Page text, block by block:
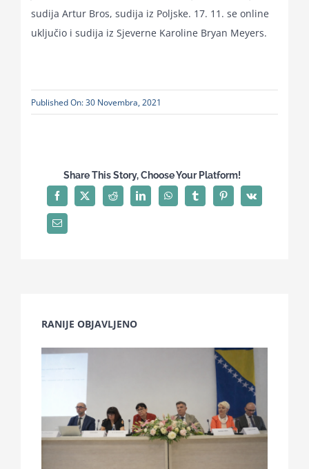
sudija Artur Bros, sudija iz Poljske. 17. 11. se online
uključio i sudija iz Sjeverne Karoline Bryan Meyers.
Published On: 30 Novembra, 2021
Share This Story, Choose Your Platform!
RANIJE OBJAVLJENO